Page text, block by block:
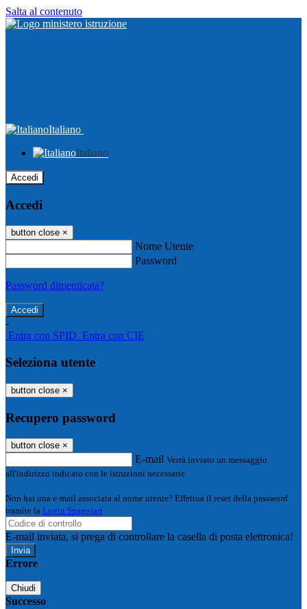
Salta al contenuto
Italiano
Italiano
Accedi
Accedi
button close ×
Nome Utente
Password
Password dimenticata?
-
Entra con SPID Entra con CIE
Seleziona utente
button close ×
Recupero password
button close ×
E-mail Verrà inviato un messaggio
all'indirizzo indicato con le istruzioni necessarie.
Non hai una e-mail associata al nome utente? Effettua il reset della password
tramite la Login Spaggiari
E-mail inviata, si prega di controllare la casella di posta elettronica!
Errore
Chiudi
Successo